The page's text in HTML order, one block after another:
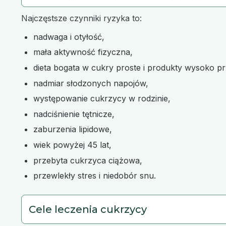
Najczęstsze czynniki ryzyka to:
nadwaga i otyłość,
mała aktywność fizyczna,
dieta bogata w cukry proste i produkty wysoko
nadmiar słodzonych napojów,
występowanie cukrzycy w rodzinie,
nadciśnienie tętnicze,
zaburzenia lipidowe,
wiek powyżej 45 lat,
przebyta cukrzyca ciążowa,
przewlekły stres i niedobór snu.
Cele leczenia cukrzycy